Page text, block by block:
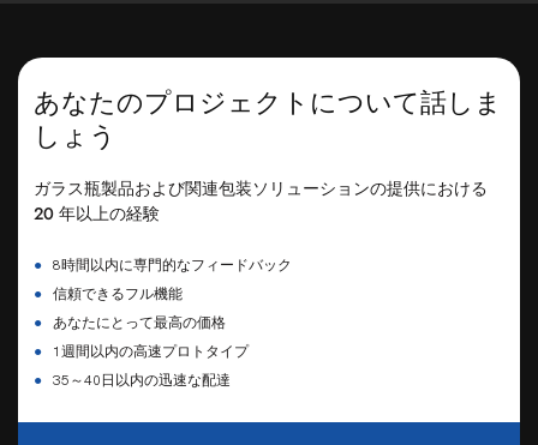
あなたのプロジェクトについて話しま
しょう
ガラス瓶製品および関連包装ソリューションの提供における
20 年以上の経験
●
8時間以内に専門的なフィードバック
●
信頼できるフル機能
●
あなたにとって最高の価格
●
1週間以内の高速プロトタイプ
●
35～40日以内の迅速な配達